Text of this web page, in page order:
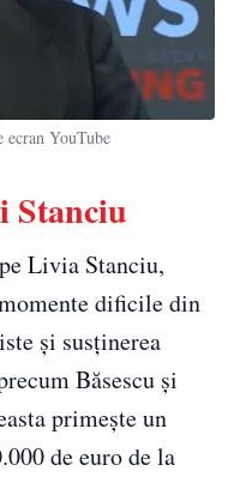
YouTube
Stanciu
Livia Stanciu,
dificile din
și susținerea
Băsescu și
primește un
de euro de la